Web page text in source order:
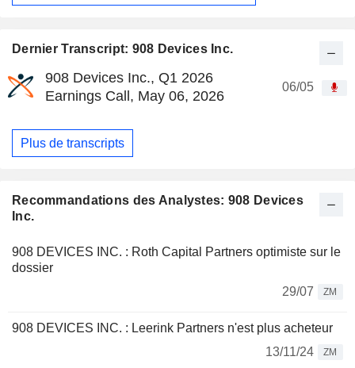
Dernier Transcript: 908 Devices Inc.
908 Devices Inc., Q1 2026
Earnings Call, May 06, 2026
06/05
Plus de transcripts
Recommandations des Analystes: 908 Devices
Inc.
908 DEVICES INC. : Roth Capital Partners optimiste sur le
dossier
29/07
ZM
908 DEVICES INC. : Leerink Partners n'est plus acheteur
13/11/24
ZM